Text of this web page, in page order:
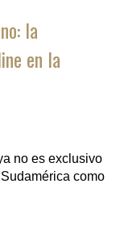
la
en la
no es exclusivo
como